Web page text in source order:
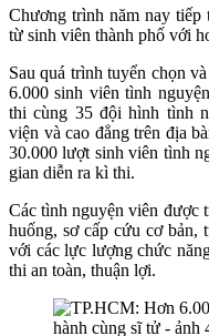
Chương trình năm nay
từ sinh viên thành phố với
Sau quá trình tuyển chọn
6.000 sinh viên tình
thi cùng 35 đội hình tình
viện và cao đẳng trên địa
30.000 lượt sinh viên tình
gian diễn ra kì thi.
Các tình nguyện viên được
huống, sơ cấp cứu cơ bản,
với các lực lượng chức
thi an toàn, thuận lợi.